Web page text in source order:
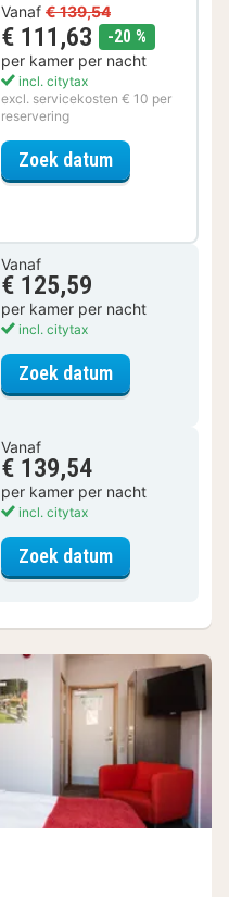
Vanaf € 139,54
€ 111,63 -20 %
per kamer per nacht
incl. citytax
excl. servicekosten € 10 per
reservering
Zoek datumvoor Relax
Vanaf
€ 125,59
per kamer per nacht
incl. citytax
Zoek datumvoor
Vanaf
€ 139,54
per kamer per nacht
incl. citytax
Zoek datumvoor